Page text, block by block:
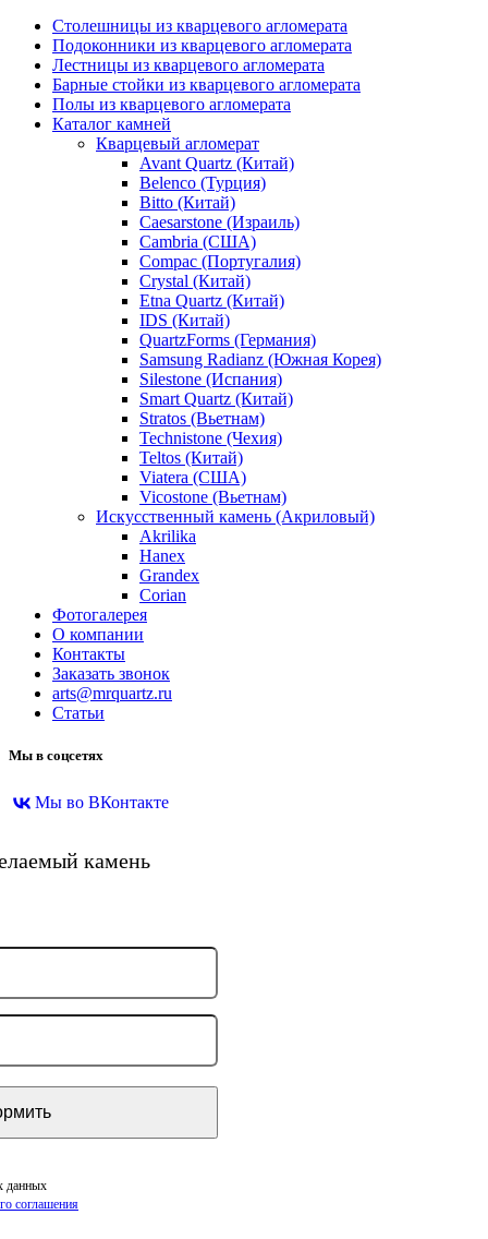
Столешницы из кварцевого агломерата
Подоконники из кварцевого агломерата
Лестницы из кварцевого агломерата
Барные стойки из кварцевого агломерата
Полы из кварцевого агломерата
Каталог камней
Кварцевый агломерат
Avant Quartz (Китай)
Belenco (Турция)
Bitto (Китай)
Caesarstone (Израиль)
Cambria (США)
Compac (Португалия)
Crystal (Китай)
Etna Quartz (Китай)
IDS (Китай)
QuartzForms (Германия)
Samsung Radianz (Южная Корея)
Silestone (Испания)
Smart Quartz (Китай)
Stratos (Вьетнам)
Technistone (Чехия)
Teltos (Китай)
Viatera (США)
Vicostone (Вьетнам)
Искусственный камень (Акриловый)
Akrilika
Hanex
Grandex
Corian
Фотогалерея
О компании
Контакты
Заказать звонок
arts@mrquartz.ru
Статьи
Мы в соцсетях
Мы во ВКонтакте
камень
данных
соглашения